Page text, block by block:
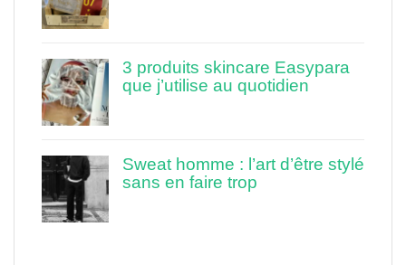
3 produits skincare Easypara
que j’utilise au quotidien
Sweat homme : l’art d’être stylé
sans en faire trop